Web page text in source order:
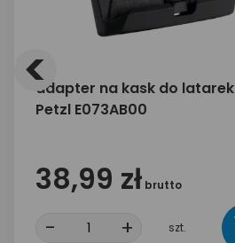
adapter na kask do latarek
Petzl E073AB00
38,99 zł brutto
- + szt.
<